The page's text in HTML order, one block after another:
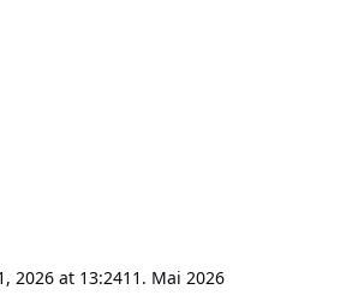
2026 at 13:2411. Mai 2026